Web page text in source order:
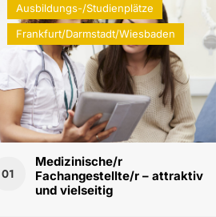
Ausbildungs-/Studienplätze
Frankfurt/Darmstadt/Wiesbaden
01
Medizinische/r
Fachangestellte/r – attraktiv
und vielseitig